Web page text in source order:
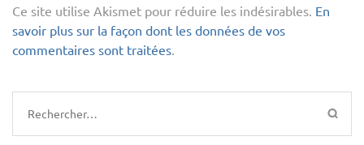
Ce site utilise Akismet pour réduire les indésirables. En
savoir plus sur la façon dont les données de vos
commentaires sont traitées.
Rechercher :